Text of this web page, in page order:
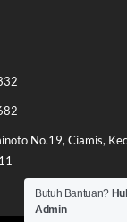
No.19, Ciamis,
Butuh Bantuan?
Admin